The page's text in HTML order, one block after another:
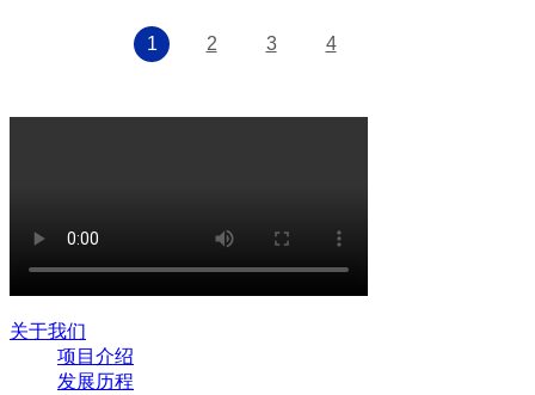
1 2 3 4
关于我们
项目介绍
发展历程